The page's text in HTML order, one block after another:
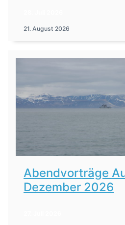
21. August 2026
Abendvorträge
Dezember 2026